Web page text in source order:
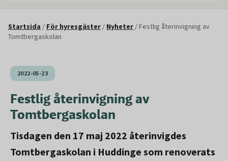
Startsida / För hyresgäster / Nyheter / Festlig återinvigning av
Tomtbergaskolan
2022-05-23
Festlig återinvigning av
Tomtbergaskolan
Tisdagen den 17 maj 2022 återinvigdes
Tomtbergaskolan i Huddinge som renoverats